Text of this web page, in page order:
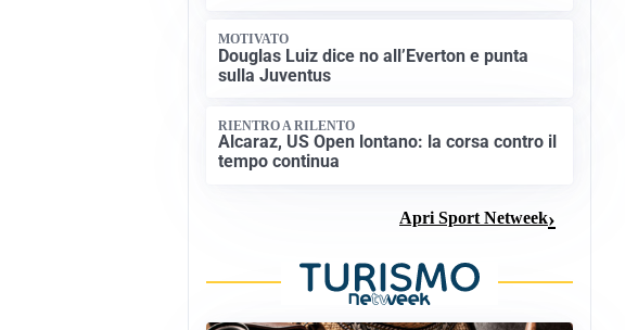
MOTIVATO
Douglas Luiz dice no all’Everton e punta
sulla Juventus
RIENTRO A RILENTO
Alcaraz, US Open lontano: la corsa contro il
tempo continua
Apri Sport Netweek